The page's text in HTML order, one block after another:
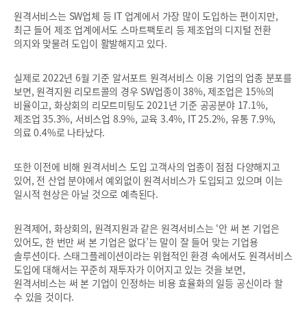
원격서비스는 SW업체 등 IT 업계에서 가장 많이 도입하는 편이지만,
최근 들어 제조 업계에서도 스마트팩토리 등 제조업의 디지털 전환
의지와 맞물려 도입이 활발해지고 있다.
실제로 2022년 6월 기준 알서포트 원격서비스 이용 기업의 업종 분포를
보면, 원격지원 리모트콜의 경우 SW업종이 38%, 제조업은 15%의
비율이고, 화상회의 리모트미팅도 2021년 기준 공공분야 17.1%,
제조업 35.3%, 서비스업 8.9%, 교육 3.4%, IT 25.2%, 유통 7.9%,
의료 0.4%로 나타났다.
또한 이전에 비해 원격서비스 도입 고객사의 업종이 점점 다양해지고
있어, 전 산업 분야에서 예외없이 원격서비스가 도입되고 있으며 이는
일시적 현상은 아닐 것으로 예측된다.
원격제어, 화상회의, 원격지원과 같은 원격서비스는 ‘안 써 본 기업은
있어도, 한 번만 써 본 기업은 없다’는 말이 잘 들어 맞는 기업용
솔루션이다. 스태그플레이션이라는 위협적인 환경 속에서도 원격서비스
도입에 대해서는 꾸준히 재투자가 이어지고 있는 것을 보면,
원격서비스는 써 본 기업이 인정하는 비용 효율화의 일등 공신이라 할
수 있을 것이다.